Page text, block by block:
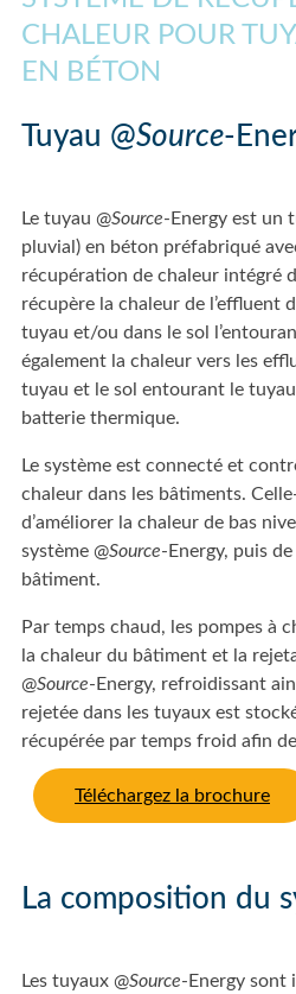
CHALEUR POUR
EN BÉTON
Tuyau @Source-
Le tuyau @Source-Energy est un
pluvial) en béton préfabriqué
récupération de chaleur intégré
récupère la chaleur de l’effluent
tuyau et/ou dans le sol
également la chaleur vers les
tuyau et le sol entourant le
batterie thermique.
Le système est connecté et
chaleur dans les bâtiments.
d’améliorer la chaleur de bas
système @Source-Energy, puis
bâtiment.
Par temps chaud, les pompes à
la chaleur du bâtiment et la
@Source-Energy, refroidissant
rejetée dans les tuyaux est
récupérée par temps froid afin
Téléchargez la brochure
La composition du
Les tuyaux @Source-Energy sont